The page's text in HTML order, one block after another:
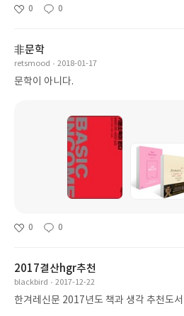
0 0
非문학
retsmood 2018-01-17
문학이 아니다.
0 0
2017결산hgr추천
blackbird 2017-12-22
한겨레신문 2017년도 책과 생각 추천도서